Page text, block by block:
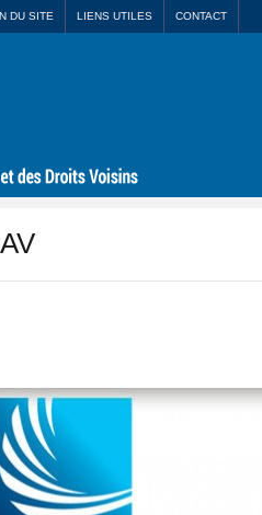
DU SITE LIENS UTILES CONTACT